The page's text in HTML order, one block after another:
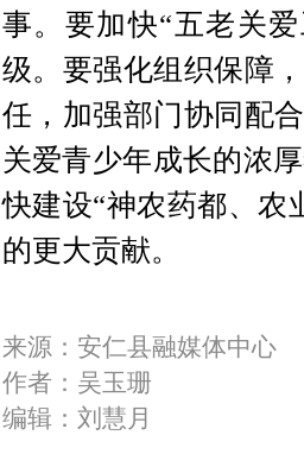
事。要加快“五老关
级。要强化组织保障
任，加强部门协同配
关爱青少年成长的浓
快建设“神农药都、农
的更大贡献。
来源：安仁县融媒体中心
作者：吴玉珊
编辑：刘慧月